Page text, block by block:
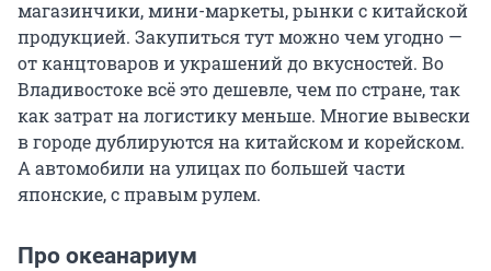
магазинчики, мини-маркеты, рынки с китайской
продукцией. Закупиться тут можно чем угодно —
от канцтоваров и украшений до вкусностей. Во
Владивостоке всё это дешевле, чем по стране, так
как затрат на логистику меньше. Многие вывески
в городе дублируются на китайском и корейском.
А автомобили на улицах по большей части
японские, с правым рулем.
Про океанариум